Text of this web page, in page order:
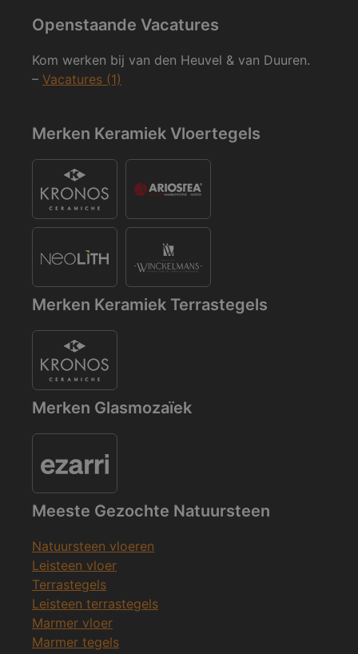
Openstaande Vacatures
Kom werken bij van den Heuvel & van Duuren.
– Vacatures (1)
Merken Keramiek Vloertegels
Merken Keramiek Terrastegels
Merken Glasmozaïek
Meeste Gezochte Natuursteen
Natuursteen vloeren
Leisteen vloer
Terrastegels
Leisteen terrastegels
Marmer vloer
Marmer tegels